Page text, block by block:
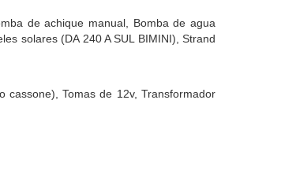
de achique manual, Bomba de agua
solares (DA 240 A SUL BIMINI), Strand
cassone), Tomas de 12v, Transformador